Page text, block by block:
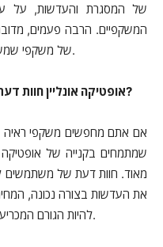
של המסגרת והעדשות, על
המשקפיים. הרבה פעמים,
של משקפי שמש תדרוש שילוב של נוחות, איכות וסטייל.
אופטיקה אונליין חוות דעת על משקפי ראיה – מה כדאי לדעת?
אם אתם מחפשים משקפי ראיה
שמתמחים בקנייה של אופטיקה
מאוד. חוות דעת של משתמשים
את העדשות בצורה נכונה,
להיות הגורם המכריע בבחירת אתר שבו תבצעו את הרכישה.